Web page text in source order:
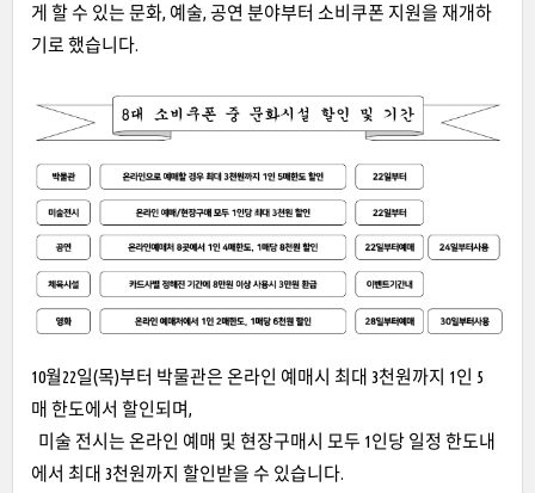
게 할 수 있는 문화, 예술, 공연 분야부터 소비쿠폰 지원을 재개하
기로 했습니다.
10월22일(목)부터 박물관은 온라인 예매시 최대 3천원까지 1인 5
매 한도에서 할인되며,
미술 전시는 온라인 예매 및 현장구매시 모두 1인당 일정 한도내
에서 최대 3천원까지 할인받을 수 있습니다.